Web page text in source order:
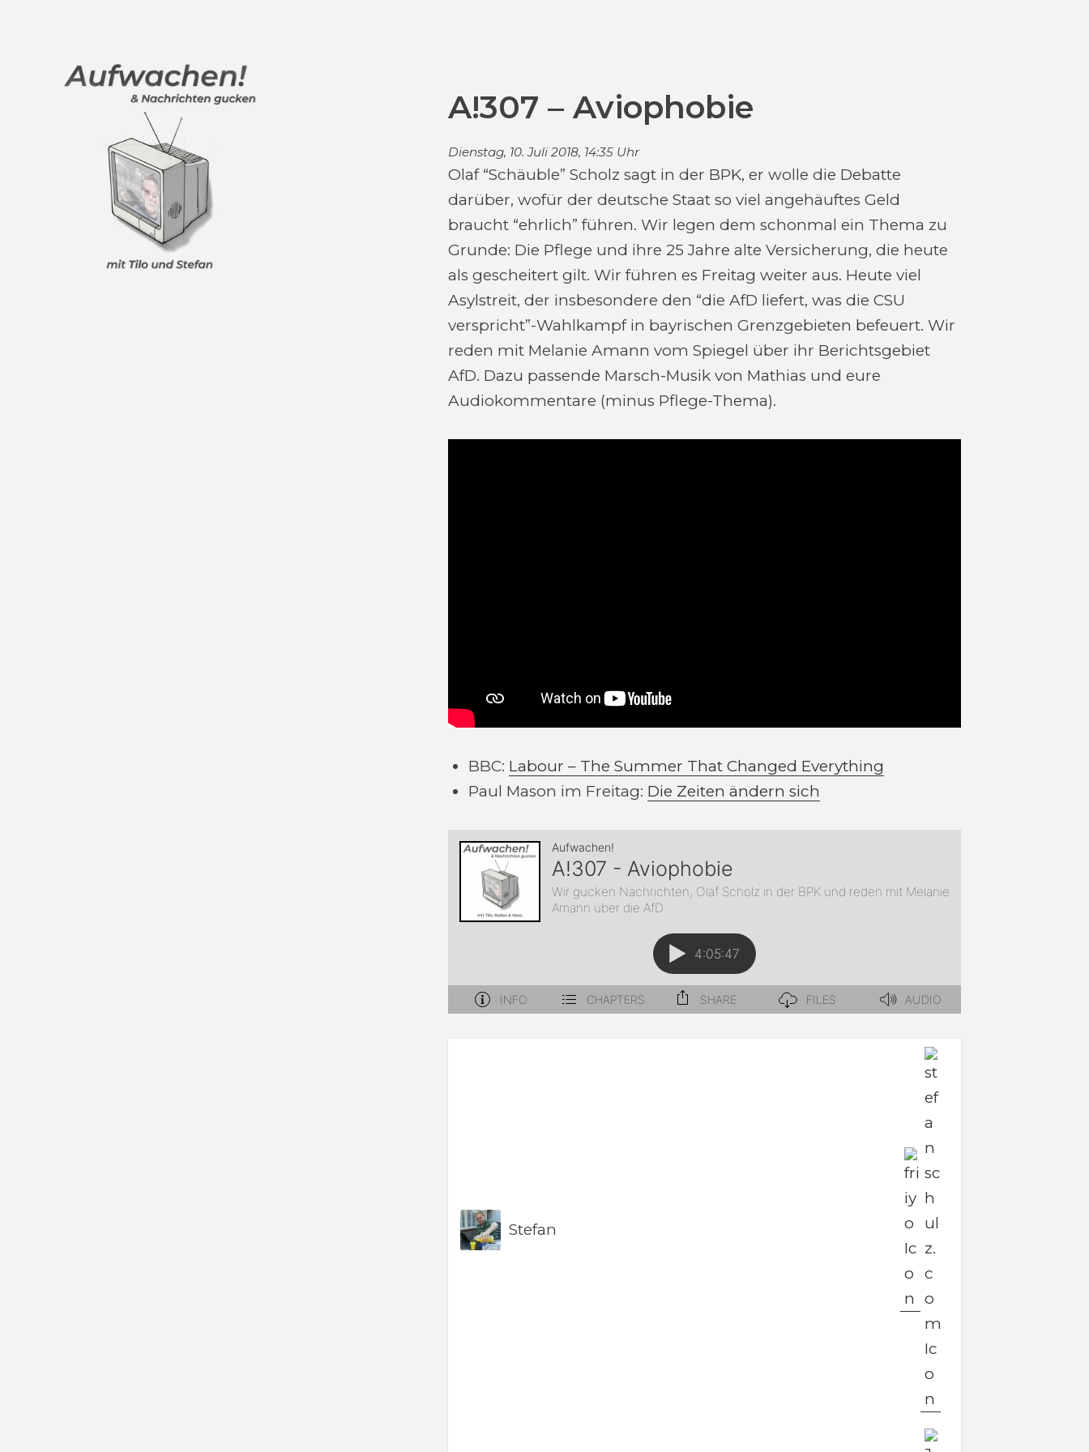
A!307 – Aviophobie
Dienstag, 10. Juli 2018, 14:35 Uhr
Olaf “Schäuble” Scholz sagt in der BPK, er wolle die Debatte
darüber, wofür der deutsche Staat so viel angehäuftes Geld
braucht “ehrlich” führen. Wir legen dem schonmal ein Thema zu
Grunde: Die Pflege und ihre 25 Jahre alte Versicherung, die heute
als gescheitert gilt. Wir führen es Freitag weiter aus. Heute viel
Asylstreit, der insbesondere den “die AfD liefert, was die CSU
verspricht”-Wahlkampf in bayrischen Grenzgebieten befeuert. Wir
reden mit Melanie Amann vom Spiegel über ihr Berichtsgebiet
AfD. Dazu passende Marsch-Musik von Mathias und eure
Audiokommentare (minus Pflege-Thema).
BBC: Labour – The Summer That Changed Everything
Paul Mason im Freitag: Die Zeiten ändern sich
Stefan